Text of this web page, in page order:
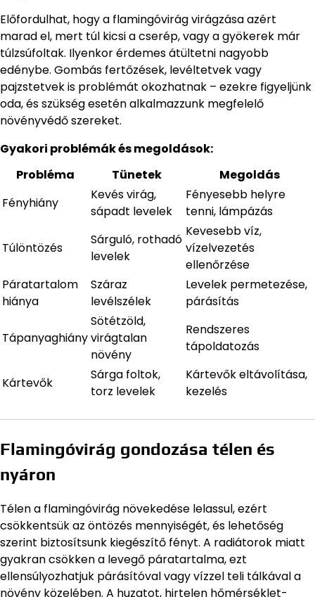
Előfordulhat, hogy a flamingóvirág virágzása azért
marad el, mert túl kicsi a cserép, vagy a gyökerek már
túlzsúfoltak. Ilyenkor érdemes átültetni nagyobb
edénybe. Gombás fertőzések, levéltetvek vagy
pajzstetvek is problémát okozhatnak – ezekre figyeljünk
oda, és szükség esetén alkalmazzunk megfelelő
növényvédő szereket.
Gyakori problémák és megoldások:
Probléma
Tünetek
Megoldás
Fényhiány
Kevés virág,
sápadt levelek
Fényesebb helyre
tenni, lámpázás
Túlöntözés
Sárguló, rothadó
levelek
Kevesebb víz,
vízelvezetés
ellenőrzése
Páratartalom
hiánya
Száraz
levélszélek
Levelek permetezése,
párásítás
Tápanyaghiány
Sötétzöld,
virágtalan
növény
Rendszeres
tápoldatozás
Kártevők
Sárga foltok,
torz levelek
Kártevők eltávolítása,
kezelés
Flamingóvirág gondozása télen és
nyáron
Télen a flamingóvirág növekedése lelassul, ezért
csökkentsük az öntözés mennyiségét, és lehetőség
szerint biztosítsunk kiegészítő fényt. A radiátorok miatt
gyakran csökken a levegő páratartalma, ezt
ellensúlyozhatjuk párásítóval vagy vízzel teli tálkával a
növény közelében. A huzatot, hirtelen hőmérséklet-